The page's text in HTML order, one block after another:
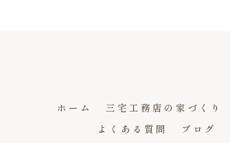
ホーム 三宅工務店の家づくり
よくある質問
ブログ